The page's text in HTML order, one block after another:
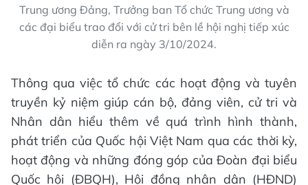
Trung ương Đảng, Trưởng ban Tổ chức Trung ương và
các đại biểu trao đổi với cử tri bên lề hội nghị tiếp xúc
diễn ra ngày 3/10/2024.
Thông qua việc tổ chức các hoạt động và tuyên
truyền kỷ niệm giúp cán bộ, đảng viên, cử tri và
Nhân dân hiểu thêm về quá trình hình thành,
phát triển của Quốc hội Việt Nam qua các thời kỳ,
hoạt động và những đóng góp của Đoàn đại biểu
Quốc hội (ĐBQH), Hội đồng nhân dân (HĐND)